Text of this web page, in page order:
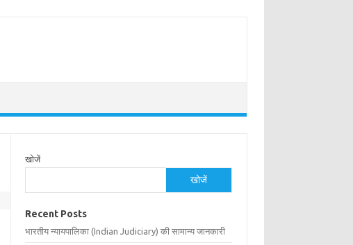
खोजें
खोजें
Recent Posts
भारतीय न्यायपालिका (Indian Judiciary) की सामान्य जानकारी